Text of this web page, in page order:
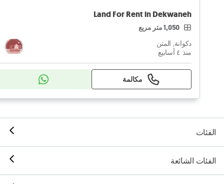
Land For Rent in Dekwaneh
1,050 متر مربع
دكوانة, المتن
منذ ٤ أسابيع
مكالمة
الفئات
الفئات الشائعة